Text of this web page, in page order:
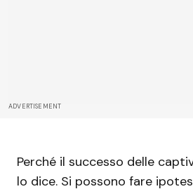
ADVERTISEMENT
Perché il successo delle
lo dice. Si possono fare